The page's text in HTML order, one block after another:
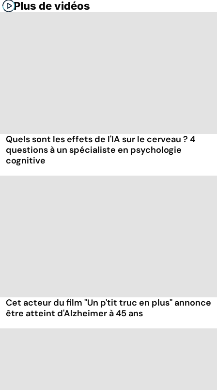
Plus de vidéos
Quels sont les effets de l'IA sur le cerveau ? 4
questions à un spécialiste en psychologie
cognitive
Cet acteur du film "Un p'tit truc en plus" annonce
être atteint d'Alzheimer à 45 ans